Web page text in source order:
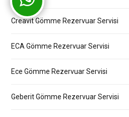
Creavit Gömme Rezervuar Servisi
ECA Gömme Rezervuar Servisi
Ece Gömme Rezervuar Servisi
Geberit Gömme Rezervuar Servisi